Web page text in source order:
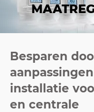
Besparen
installatie
en centrale